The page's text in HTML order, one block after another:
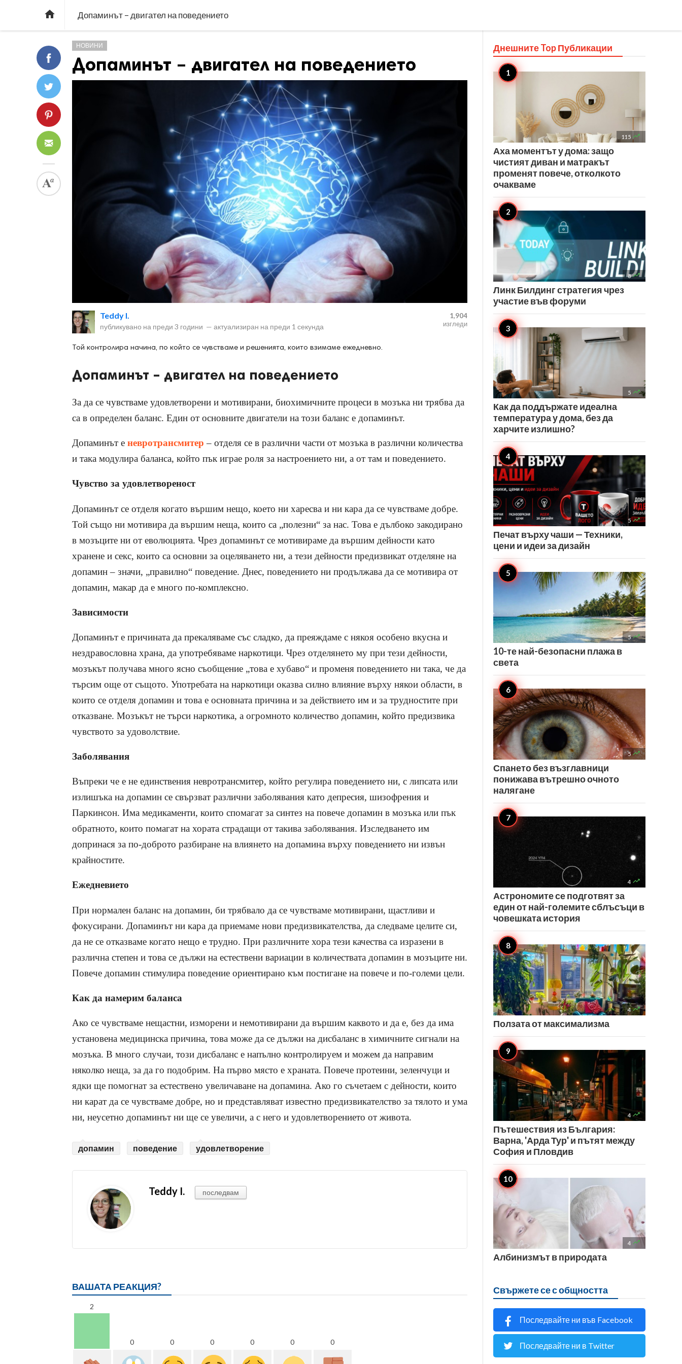
 Допаминът – двигател на поведението
НОВИНИ
Допаминът – двигател на поведението
Teddy I.
публикувано на преди 3 години — актуализиран на преди 1 секунда
1,904
изгледи
Той контролира начина, по който се чувстваме и решениятa, които взимаме ежедневно.
Допаминът – двигател на поведението
За да се чувстваме удовлетворени и мотивирани, биохимичните процеси в мозъка ни трябва да
са в определен баланс. Един от основните двигатели на този баланс е допаминът.
Допаминът е невротрансмитер – отделя се в различни части от мозъка в различни количества
и така модулира баланса, който пък играе роля за настроението ни, а от там и поведението.
Чувство за удовлетвореност
Допаминът се отделя когато вършим нещо, което ни харесва и ни кара да се чувстваме добре.
Той също ни мотивира да вършим неща, които са „полезни“ за нас. Това е дълбоко закодирано
в мозъците ни от еволюцията. Чрез допаминът се мотивираме да вършим дейности като
хранене и секс, които са основни за оцеляването ни, а тези дейности предизвикат отделяне на
допамин – значи, „правилно“ поведение. Днес, поведението ни продължава да се мотивира от
допамин, макар да е много по-комплексно.
Зависимости
Допаминът е причината да прекаляваме със сладко, да преяждаме с някоя особено вкусна и
нездравословна храна, да употребяваме наркотици. Чрез отделянето му при тези дейности,
мозъкът получава много ясно съобщение „това е хубаво“ и променя поведението ни така, че да
търсим още от същото. Употребата на наркотици оказва силно влияние върху някои области, в
които се отделя допамин и това е основната причина и за действието им и за трудностите при
отказване. Мозъкът не търси наркотика, а огромното количество допамин, който предизвика
чувството за удоволствие.
Заболявания
Въпреки че е не единствения невротрансмитер, който регулира поведението ни, с липсата или
излишъка на допамин се свързват различни заболявания като депресия, шизофрения и
Паркинсон. Има медикаменти, които спомагат за синтез на повече допамин в мозъка или пък
обратното, които помагат на хората страдащи от такива заболявания. Изследването им
допринася за по-доброто разбиране на влиянето на допамина върху поведението ни извън
крайностите.
Ежедневието
При нормален баланс на допамин, би трябвало да се чувстваме мотивирани, щастливи и
фокусирани. Допаминът ни кара да приемаме нови предизвикателства, да следваме целите си,
да не се отказваме когато нещо е трудно. При различните хора тези качества са изразени в
различна степен и това се дължи на естествени вариации в количествата допамин в мозъците ни.
Повече допамин стимулира поведение ориентирано към постигане на повече и по-големи цели.
Как да намерим баланса
Ако се чувстваме нещастни, изморени и немотивирани да вършим каквото и да е, без да има
установена медицинска причина, това може да се дължи на дисбаланс в химичните сигнали на
мозъка. В много случаи, този дисбаланс е напълно контролируем и можем да направим
няколко неща, за да го подобрим. На първо място е храната. Повече протеини, зеленчуци и
ядки ще помогнат за естествено увеличаване на допамина. Ако го съчетаем с дейности, които
ни карат да се чувстваме добре, но и представляват известно предизвикателство за тялото и ума
ни, неусетно допаминът ни ще се увеличи, а с него и удовлетворението от живота.
допамин поведение удовлетворение
Teddy I. последвам
ВАШАТА РЕАКЦИЯ?
2
0 0 0 0 0 0
Днешните TopПубликации
115 
Аха моментът у дома: защо
чистият диван и матракът
променят повече, отколкото
очакваме
8 
Линк Билдинг стратегия чрез
участие във форуми
5 
Как да поддържате идеална
температура у дома, без да
харчите излишно?
5 
Печат върху чаши — Техники,
цени и идеи за дизайн
5 
10-те най-безопасни плажа в
света
5 
Спането без възглавници
понижава вътрешно очното
налягане
4 
Астрономите се подготвят за
един от най-големите сблъсъци в
човешката история
4 
Ползата от максимализма
4 
Пътешествия из България:
Варна, 'Арда Тур' и пътят между
София и Пловдив
4 
Албинизмът в природата
Свържете се с общността
Последвайте ни във Facebook
Последвайте ни в Twitter